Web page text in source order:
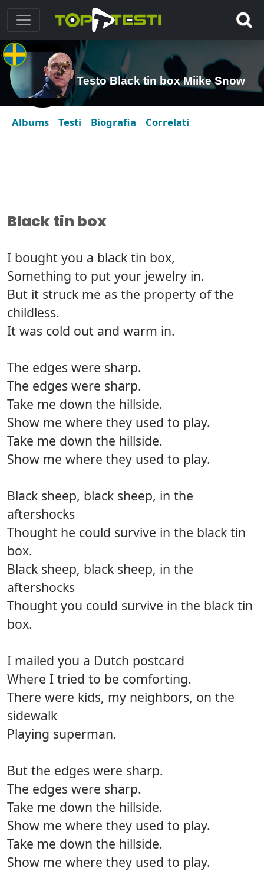
Testo Black tin box Miike Snow
Albums Testi Biografia Correlati
Black tin box
I bought you a black tin box,
Something to put your jewelry in.
But it struck me as the property of the
childless.
It was cold out and warm in.
The edges were sharp.
The edges were sharp.
Take me down the hillside.
Show me where they used to play.
Take me down the hillside.
Show me where they used to play.
Black sheep, black sheep, in the
aftershocks
Thought he could survive in the black tin
box.
Black sheep, black sheep, in the
aftershocks
Thought you could survive in the black tin
box.
I mailed you a Dutch postcard
Where I tried to be comforting.
There were kids, my neighbors, on the
sidewalk
Playing superman.
But the edges were sharp.
The edges were sharp.
Take me down the hillside.
Show me where they used to play.
Take me down the hillside.
Show me where they used to play.